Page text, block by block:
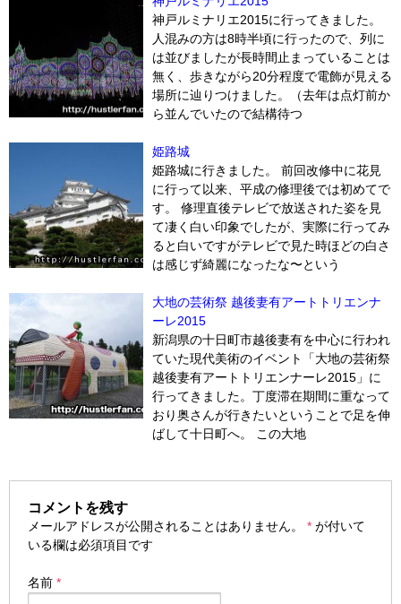
神戸ルミナリエ2015に行ってきました。
人混みの方は8時半頃に行ったので、列に
は並びましたが長時間止まっていることは
無く、歩きながら20分程度で電飾が見える
場所に辿りつけました。（去年は点灯前か
ら並んでいたので結構待つ
姫路城
姫路城に行きました。 前回改修中に花見
に行って以来、平成の修理後では初めてで
す。 修理直後テレビで放送された姿を見
て凄く白い印象でしたが、実際に行ってみ
ると白いですがテレビで見た時ほどの白さ
は感じず綺麗になったな〜という
大地の芸術祭 越後妻有アートトリエンナ
ーレ2015
新潟県の十日町市越後妻有を中心に行われ
ていた現代美術のイベント「大地の芸術祭
越後妻有アートトリエンナーレ2015」に
行ってきました。丁度滞在期間に重なって
おり奥さんが行きたいということで足を伸
ばして十日町へ。 この大地
コメントを残す
メールアドレスが公開されることはありません。 * が付いて
いる欄は必須項目です
名前 *